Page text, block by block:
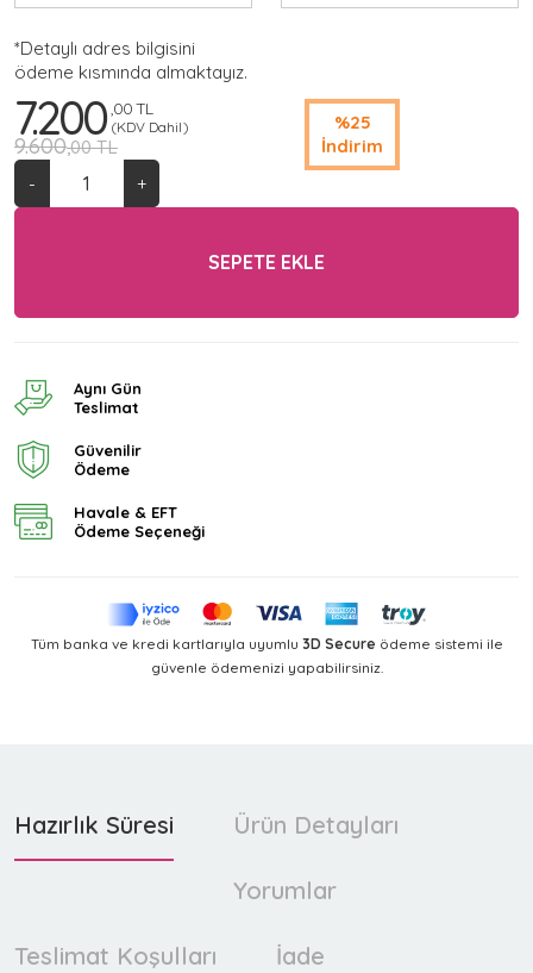
*Detaylı adres bilgisini
ödeme kısmında almaktayız.
%25
İndirim
7.200 ,00 TL
(KDV Dahil)
9.600,00 TL
-
+
SEPETE EKLE
Aynı Gün
Teslimat
Güvenilir
Ödeme
Havale & EFT
Ödeme Seçeneği
Tüm banka ve kredi kartlarıyla uyumlu 3D Secure ödeme sistemi ile
güvenle ödemenizi yapabilirsiniz.
Hazırlık Süresi Ürün Detayları
Yorumlar
Teslimat Koşulları İade